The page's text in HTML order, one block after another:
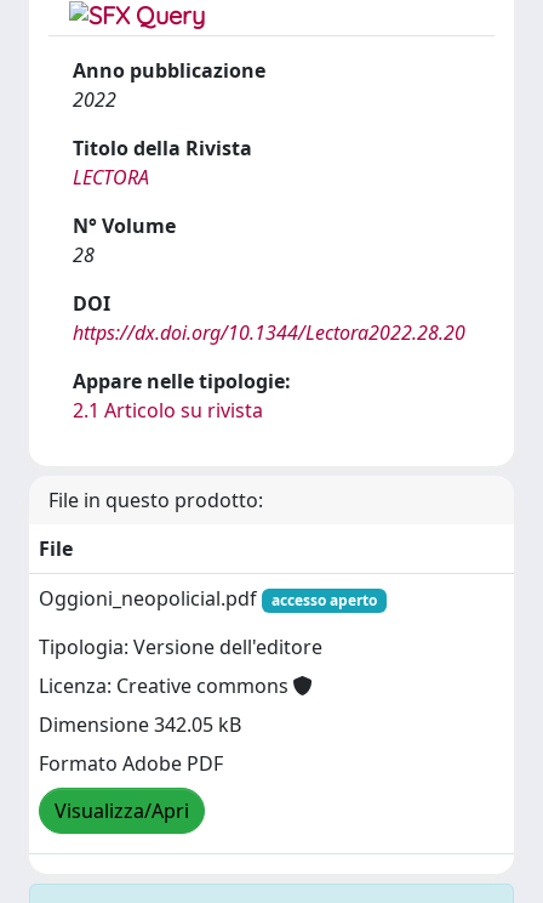
Anno pubblicazione
2022
Titolo della Rivista
LECTORA
N° Volume
28
DOI
https://dx.doi.org/10.1344/Lectora2022.28.20
Appare nelle tipologie:
2.1 Articolo su rivista
File in questo prodotto:
File
Oggioni_neopolicial.pdf
accesso aperto
Tipologia: Versione dell'editore
Licenza: Creative commons
Dimensione 342.05 kB
Formato Adobe PDF
Visualizza/Apri